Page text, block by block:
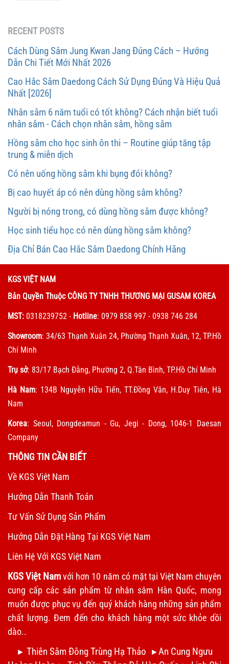
RECENT POSTS
Cách Dùng Sâm Jung Kwan Jang Đúng Cách – Hướng
Dẫn Chi Tiết Mới Nhất 2026
Cao Hắc Sâm Daedong Cách Sử Dụng Đúng Và Hiệu Quả
Nhất [2026]
Nhân sâm 6 năm tuổi có tốt không? Cách nhận biết tuổi
nhân sâm - Cách chọn nhân sâm, hồng sâm
Hồng sâm cho học sinh ôn thi – Routine giúp tăng tập
trung & miễn dịch
Có nên uống hồng sâm khi bụng đói không?
Bị cao huyết áp có nên dùng hồng sâm không?
Người bị nóng trong, có dùng hồng sâm được không?
Học sinh tiểu học có nên dùng hồng sâm không?
Địa Chỉ Bán Cao Hắc Sâm Daedong Chính Hãng
KGS VIỆT NAM
Bản Quyền Thuộc CÔNG TY TNHH THƯƠNG MẠI GUSAM KOREA
MST: 0318239752 - Hotline: 0979 858 997 - 0938 746 284
Showroom: 34/63 Thạnh Xuân 24, Phường Thạnh Xuân, 12, TP.Hồ
Chí Minh
Trụ sở: 83/17 Bạch Đằng, Phường 2, Q.Tân Bình, TP.Hồ Chí Minh
Hà Nam: 134B Nguyễn Hữu Tiến, TT.Đồng Văn, H.Duy Tiên, Hà
Nam
Korea: Seoul, Dongdeamun - Gu, Jegi - Dong, 1046-1 Daesan
Company
THÔNG TIN CẦN BIẾT
Về KGS Việt Nam
Hướng Dẫn Thanh Toán
Tư Vấn Sử Dụng Sản Phẩm
Hướng Dẫn Đặt Hàng Tại KGS Việt Nam
Liên Hệ Với KGS Việt Nam
KGS Việt Namvới hơn 10 năm có mặt tại Việt Nam chuyên
cung cấp các sản phẩm từ nhân sâm Hàn Quốc, mong
muốn được phục vụ đến quý khách hàng những sản phẩm
chất lượng. Đem đến cho khách hàng một sức khỏe dồi
dào..
► Thiên Sâm Đông Trùng Hạ Thảo ►An Cung Ngưu